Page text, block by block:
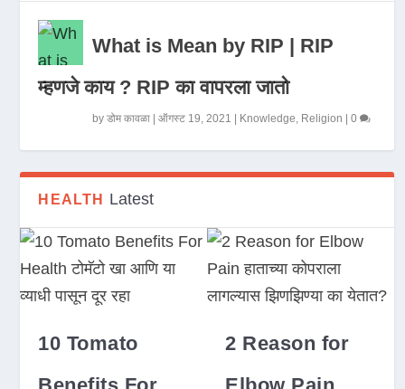
What is Mean by RIP | RIP
म्हणजे काय ? RIP का वापरला जातो
byडोम कावळा |ऑगस्ट 19, 2021 Knowledge, Religion |0
HEALTH Latest
10 Tomato
2 Reason for